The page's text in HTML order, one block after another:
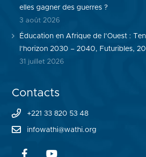
elles gagner des guerres ?
3 août 2026
Éducation en Afrique de l’Ouest :
l’horizon 2030 – 2040, Futuribles,
31 juillet 2026
Contacts
+221 33 820 53 48
infowathi@wathi.org